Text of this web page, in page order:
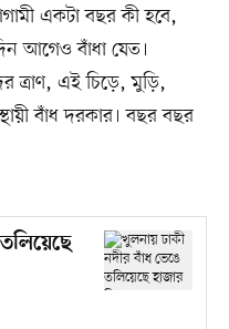
একটা বছর কী হবে,
আগেও বাঁধা যেত।
ত্রাণ, এই চিড়ে, মুড়ি,
বাঁধ দরকার। বছর বছর